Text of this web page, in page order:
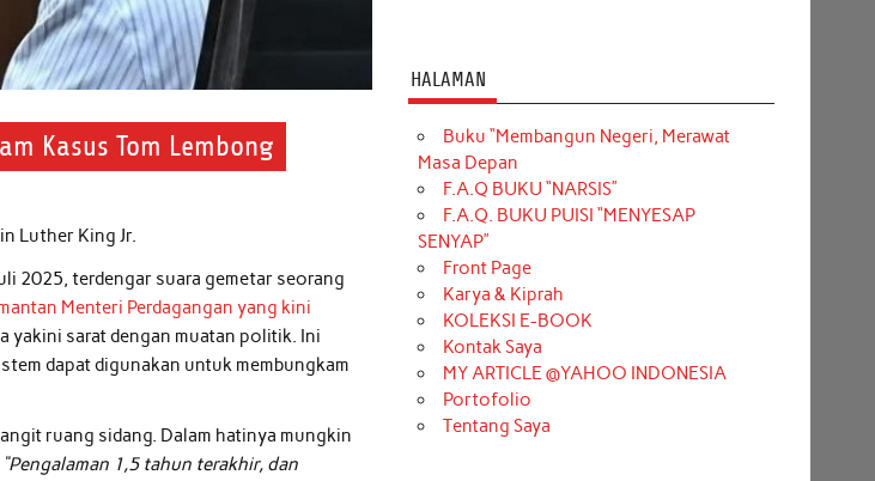
Kasus Tom Lembong
Luther King Jr.
2025, terdengar suara gemetar seorang
Menteri Perdagangan yang kini
yakini sarat dengan muatan politik. Ini
dapat digunakan untuk membungkam
ruang sidang. Dalam hatinya mungkin
“Pengalaman 1,5 tahun terakhir, dan
HALAMAN
Buku “Membangun Negeri, Merawat
Masa Depan
F.A.Q BUKU “NARSIS”
F.A.Q. BUKU PUISI “MENYESAP
SENYAP”
Front Page
Karya & Kiprah
KOLEKSI E-BOOK
Kontak Saya
MY ARTICLE @YAHOO INDONESIA
Portofolio
Tentang Saya